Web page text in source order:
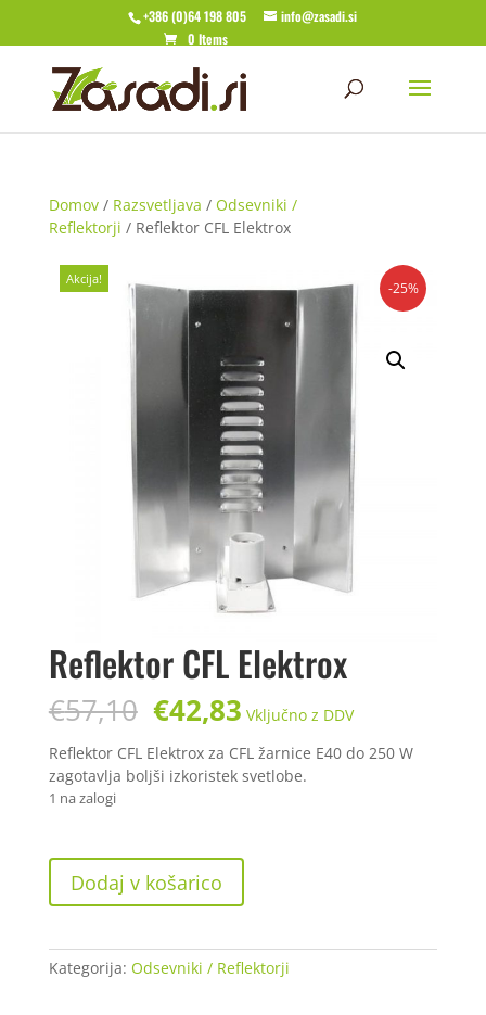
+386 (0)64 198 805
info@zasadi.si
0 Items
Domov/ Razsvetljava / Odsevniki /
Reflektorji / Reflektor CFL Elektrox
-25%
Akcija!
Reflektor CFL Elektrox
€57,10 Izvirna
cena
je
bila:
€42,83Trenutna
cena
je:
€42,83.
Vključno z DDV
Reflektor CFL Elektrox za CFL žarnice E40 do 250 W
zagotavlja boljši izkoristek svetlobe.
1 na zalogi
Reflektor
CFLDodaj v košarico
Kategorija: Odsevniki / Reflektorji